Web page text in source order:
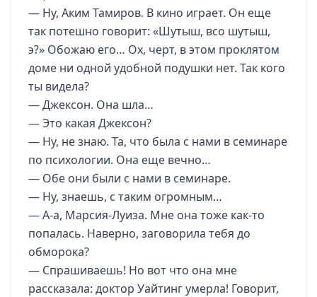
— Ну, Аким Тамиров. В кино играет. Он еще
так потешно говорит: «Шутыш, всо шутыш,
э?» Обожаю его… Ох, черт, в этом проклятом
доме ни одной удобной подушки нет. Так кого
ты видела?
— Джексон. Она шла…
— Это какая Джексон?
— Ну, не знаю. Та, что была с нами в семинаре
по психологии. Она еще вечно…
— Обе они были с нами в семинаре.
— Ну, знаешь, с таким огромным…
— А-а, Марсия-Луиза. Мне она тоже как-то
попалась. Наверно, заговорила тебя до
обморока?
— Спрашиваешь! Но вот что она мне
рассказала: доктор Уайтинг умерла! Говорит,